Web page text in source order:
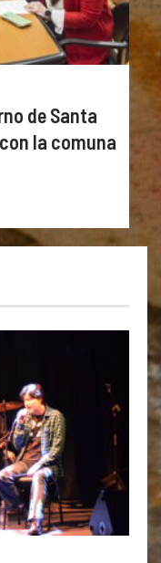
de Santa
la comuna